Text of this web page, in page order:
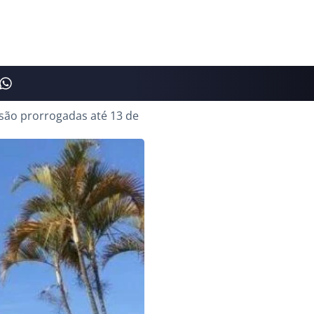
prorrogadas até 13 de